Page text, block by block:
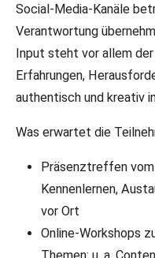
Social-Media-Kanäle
Verantwortung
Input steht vor allem
Erfahrungen,
authentisch und kreativ
Was erwartet die
Präsenztreffen vom
Kennenlernen,
vor Ort
Online-Workshops